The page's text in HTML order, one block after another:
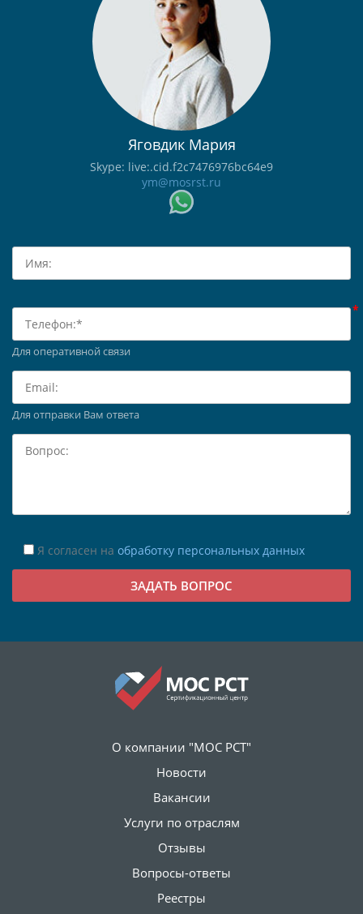
Яговдик Мария
Skype: live:.cid.f2c7476976bc64e9
ym@mosrst.ru
Для оперативной связи
Для отправки Вам ответа
Я согласен на обработку персональных данных
О компании "МОС РСТ"
Новости
Вакансии
Услуги по отраслям
Отзывы
Вопросы-ответы
Реестры